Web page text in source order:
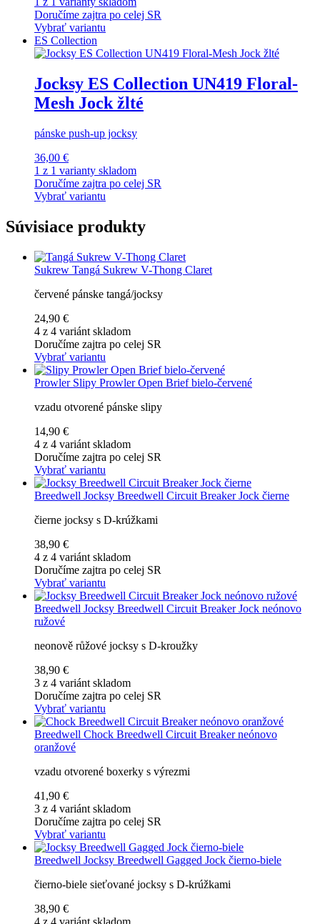
Doručíme zajtra po celej SR
Vybrať variantu
ES Collection
Jocksy ES Collection UN419 Floral-
Mesh Jock žlté
pánske push-up jocksy
36,00 €
1 z 1 varianty skladom
Doručíme zajtra po celej SR
Vybrať variantu
Súvisiace produkty
Sukrew Tangá Sukrew V-Thong Claret
červené pánske tangá/jocksy
24,90 €
4 z 4 variánt skladom
Doručíme zajtra po celej SR
Vybrať variantu
Prowler Slipy Prowler Open Brief bielo-červené
vzadu otvorené pánske slipy
14,90 €
4 z 4 variánt skladom
Doručíme zajtra po celej SR
Vybrať variantu
Breedwell Jocksy Breedwell Circuit Breaker Jock čierne
čierne jocksy s D-krúžkami
38,90 €
4 z 4 variánt skladom
Doručíme zajtra po celej SR
Vybrať variantu
Breedwell Jocksy Breedwell Circuit Breaker Jock neónovo
ružové
neonově růžové jocksy s D-kroužky
38,90 €
3 z 4 variánt skladom
Doručíme zajtra po celej SR
Vybrať variantu
Breedwell Chock Breedwell Circuit Breaker neónovo
oranžové
vzadu otvorené boxerky s výrezmi
41,90 €
3 z 4 variánt skladom
Doručíme zajtra po celej SR
Vybrať variantu
Breedwell Jocksy Breedwell Gagged Jock čierno-biele
čierno-biele sieťované jocksy s D-krúžkami
38,90 €
4 z 4 variánt skladom